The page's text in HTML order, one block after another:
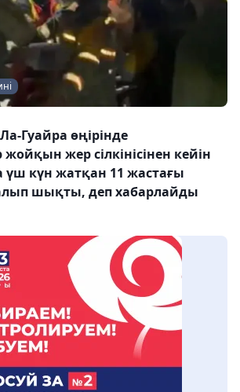
Гуайра өңірінде
жер сілкінісінен кейін
үш күн жатқан 11 жастағы
шықты, деп хабарлайды